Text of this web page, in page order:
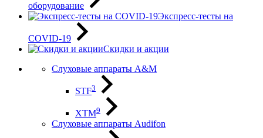
оборудование
Экспресс-тесты на
COVID-19
Скидки и акции
Слуховые аппараты A&M
STF3
XTM9
Слуховые аппараты Audifon